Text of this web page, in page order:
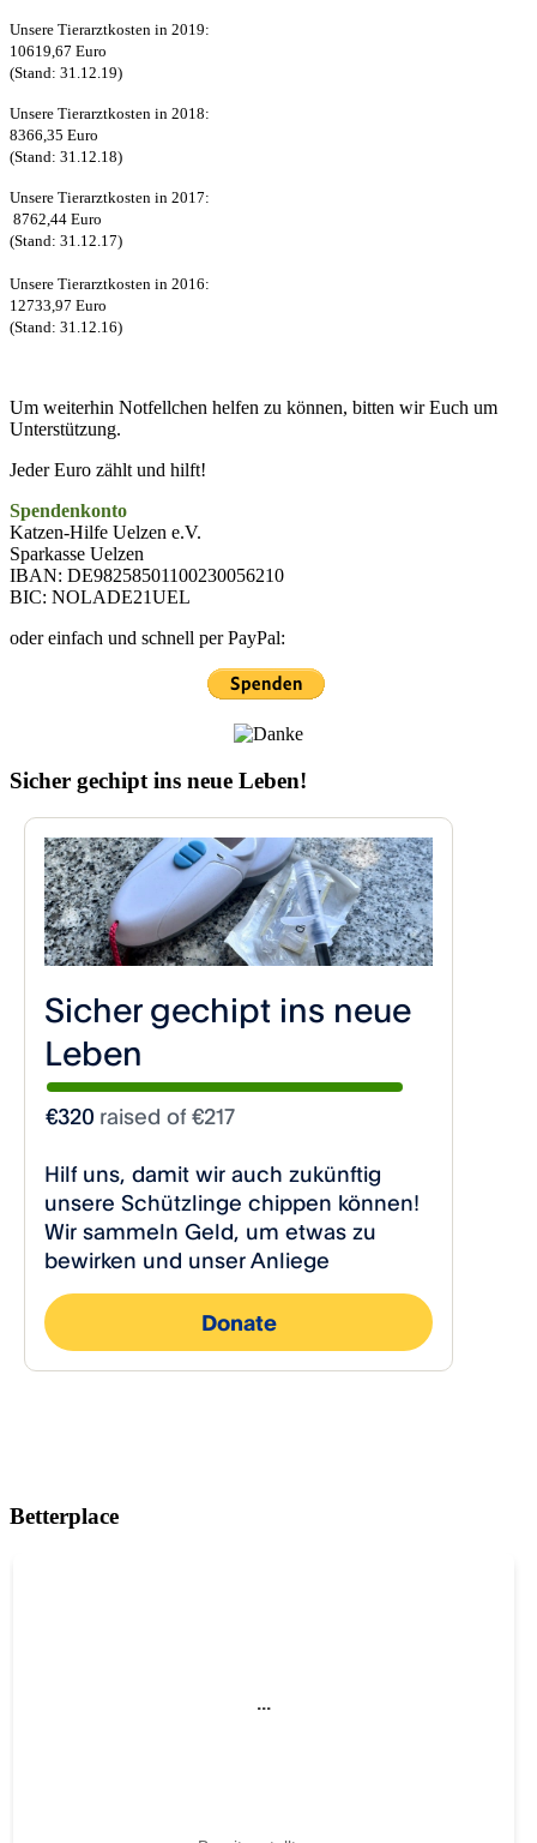
Unsere Tierarztkosten in 2019:
10619,67 Euro
(Stand: 31.12.19)
Unsere Tierarztkosten in 2018:
8366,35 Euro
(Stand: 31.12.18)
Unsere Tierarztkosten in 2017:
8762,44 Euro
(Stand: 31.12.17)
Unsere Tierarztkosten in 2016:
12733,97 Euro
(Stand: 31.12.16)
Um weiterhin Notfellchen helfen zu können, bitten wir Euch um
Unterstützung.
Jeder Euro zählt und hilft!
Spendenkonto
Katzen-Hilfe Uelzen e.V.
Sparkasse Uelzen
IBAN: DE98258501100230056210
BIC: NOLADE21UEL
oder einfach und schnell per PayPal:
Sicher gechipt ins neue Leben!
Betterplace